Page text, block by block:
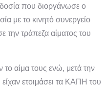
που διοργάνωσε ο
με το κινητό συνεργείο
την τράπεζα αίματος του
αίμα τους ενώ, μετά την
ετοιμάσει τα ΚΑΠΗ του